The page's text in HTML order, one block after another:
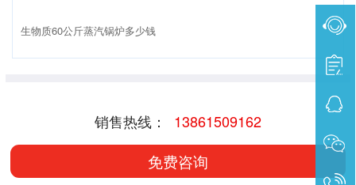
生物质60公斤蒸汽锅炉多少钱
销售热线： 13861509162
免费咨询